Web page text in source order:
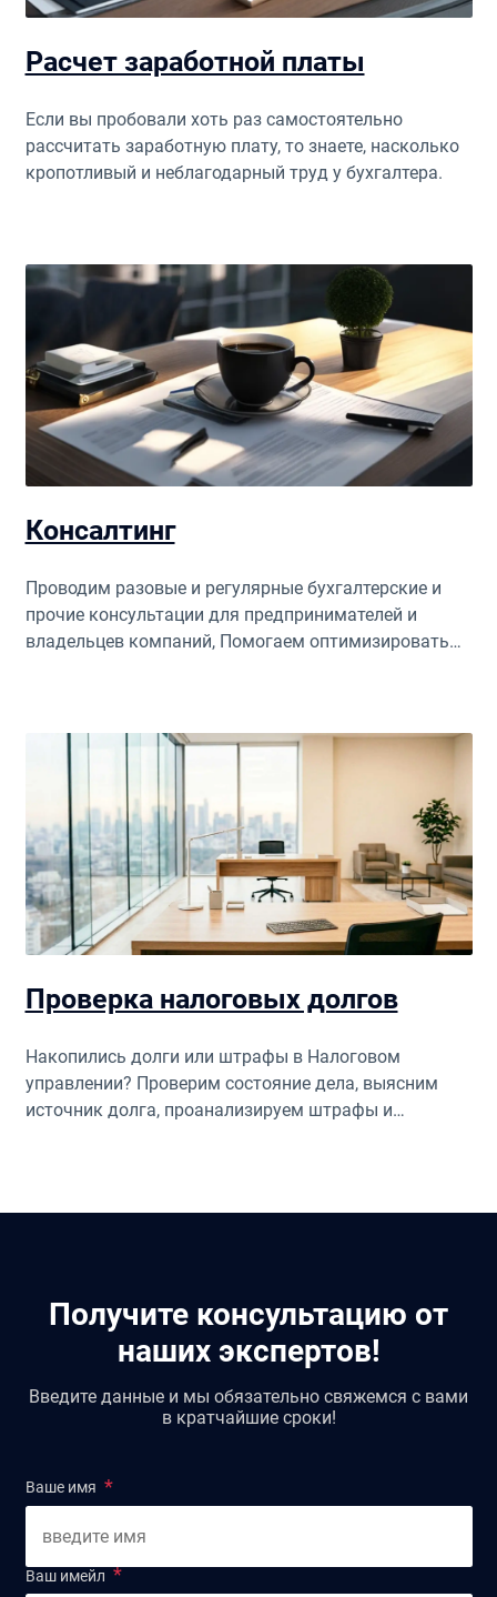
Расчет заработной платы
Если вы пробовали хоть раз самостоятельно
рассчитать заработную плату, то знаете, насколько
кропотливый и неблагодарный труд у бухгалтера.
Консалтинг
Проводим разовые и регулярные бухгалтерские и
прочие консультации для предпринимателей и
владельцев компаний, Помогаем оптимизировать
Проверка налоговых долгов
Накопились долги или штрафы в Налоговом
управлении? Проверим состояние дела, выясним
источник долга, проанализируем штрафы и
Получите консультацию от
наших экспертов!
Введите данные и мы обязательно свяжемся с вами
в кратчайшие сроки!
Ваше имя
Ваш имейл